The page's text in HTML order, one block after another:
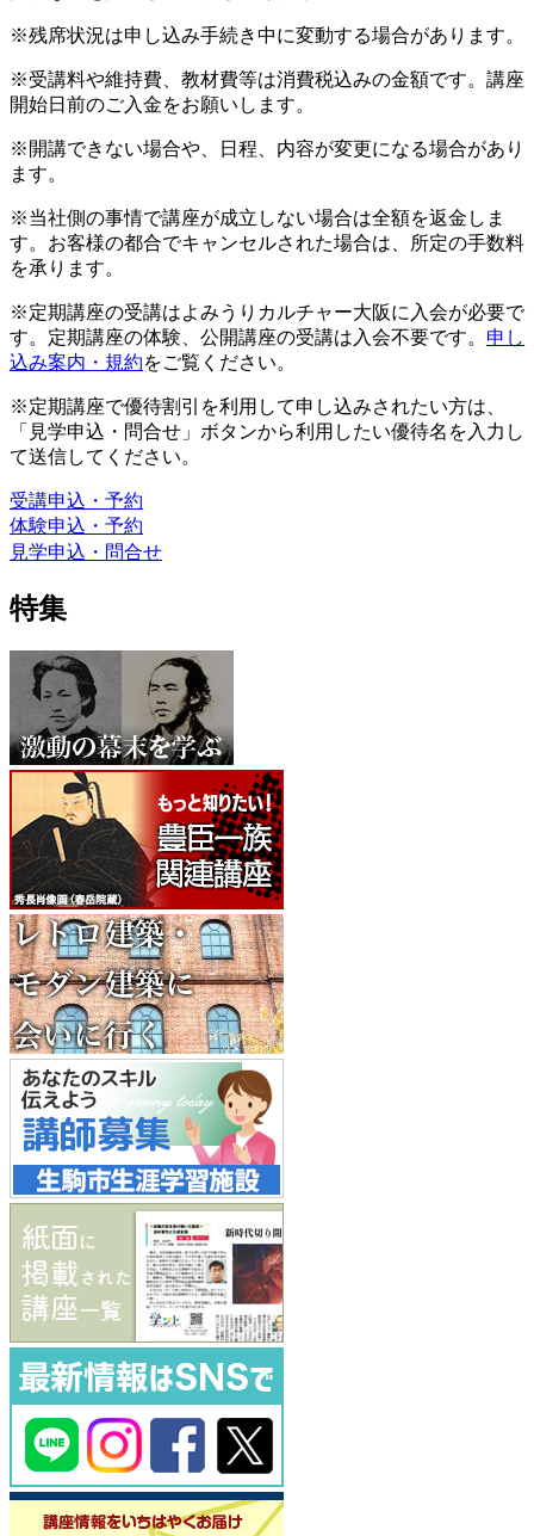
※残席状況は申し込み手続き中に変動する場合があります。
※受講料や維持費、教材費等は消費税込みの金額です。講座
開始日前のご入金をお願いします。
※開講できない場合や、日程、内容が変更になる場合があり
ます。
※当社側の事情で講座が成立しない場合は全額を返金しま
す。お客様の都合でキャンセルされた場合は、所定の手数料
を承ります。
※定期講座の受講はよみうりカルチャー大阪に入会が必要で
す。定期講座の体験、公開講座の受講は入会不要です。 申し
込み案内・規約をご覧ください。
※定期講座で優待割引を利用して申し込みされたい方は、
「見学申込・問合せ」ボタンから利用したい優待名を入力し
て送信してください。
受講申込・予約
体験申込・予約
見学申込・問合せ
特集